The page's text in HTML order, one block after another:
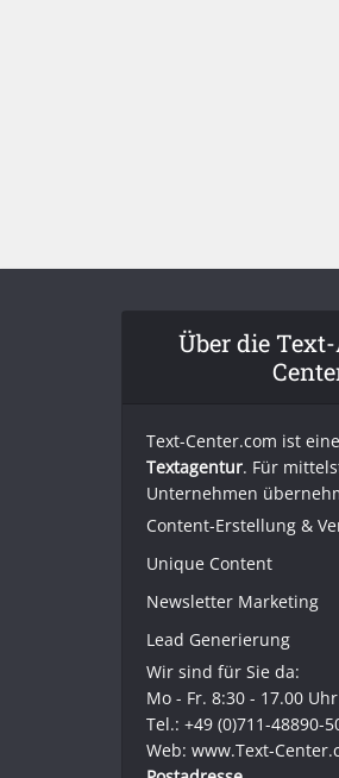
Über die
Text-Center.com ist eine
Textagentur. Für
Unternehmen
Content-Erstellung &
Unique Content
Newsletter Marketing
Lead Generierung
Wir sind für Sie da:
Mo - Fr. 8:30 - 17.00 Uhr
Tel.: +49 (0)711-48890-
Web: www.Text-